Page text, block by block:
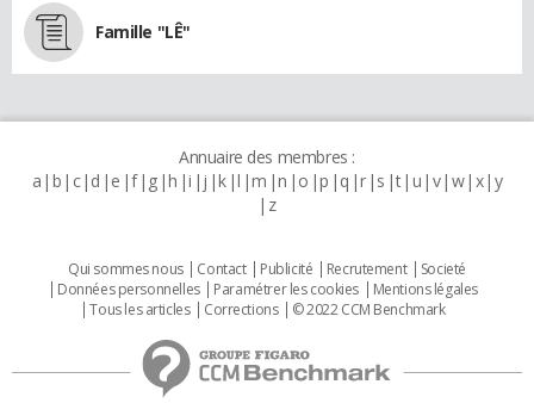
Famille "LÊ"
Annuaire des membres :
a b c d e f g h i j k l m n o p q r s t u v w x y
z
Qui sommes nous Contact Publicité Recrutement
Societé
Données personnelles
Paramétrer les cookies
Mentions légales
Tous les articles
Corrections © 2022 CCM Benchmark